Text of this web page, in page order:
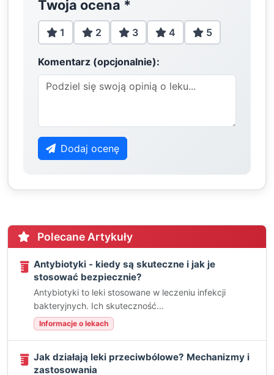
Twoja ocena *
1 2 3 4 5
Komentarz (opcjonalnie):
Dodaj ocenę
Polecane Artykuły
Antybiotyki - kiedy są skuteczne i jak je
stosować bezpiecznie?
Antybiotyki to leki stosowane w leczeniu infekcji
bakteryjnych. Ich skuteczność...
Informacje o lekach
Jak działają leki przeciwbólowe? Mechanizmy i
zastosowania